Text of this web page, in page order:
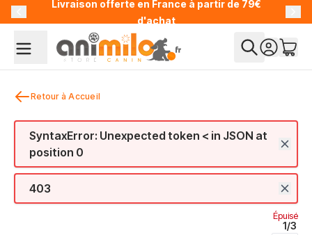
Allez au contenuLivraison offerte en France à partir de 79€
d'achat
Retour à Accueil
SyntaxError: Unexpected token < in JSON at
position 0
403
1/3
Épuisé